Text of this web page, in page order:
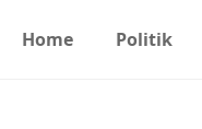
Home Politik